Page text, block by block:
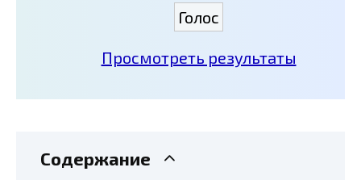
Просмотреть результаты
Содержание